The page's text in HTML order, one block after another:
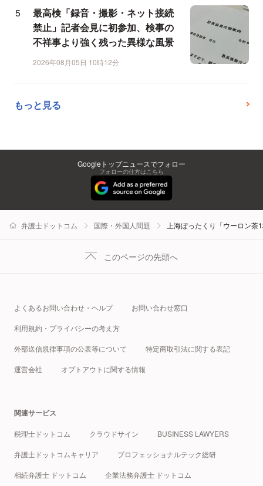
最高検「録音・撮影・ネット接続
禁止」記者会見に初参加、検事の
不祥事より強く残った異様な風景
2026年08月05日 10時12分
もっと見る
Googleトップニュースでフォロー
フォローの仕方はこちら
弁護士ドットコム 国際・外国人問題 上海ぼったくり「ウーロン
このページの先頭へ
よくあるお問い合わせ・ヘルプ お問い合わせ窓口
利用規約・プライバシーの考え方
外部送信規律事項の公表等について 特定商取引法に関する表記
運営会社 オプトアウトに関する情報
関連サービス
税理士ドットコム クラウドサイン BUSINESS LAWYERS
弁護士ドットコムキャリア プロフェッショナルテック総研
相続弁護士 ドットコム 企業法務弁護士 ドットコム